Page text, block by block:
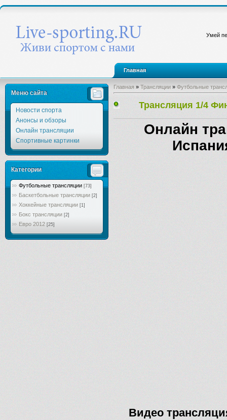
Умей
Главная
Меню сайта
Новости спорта
Анонсы и обзоры
Онлайн трансляции
Спортивные картинки
Категории
Футбольные трансляции [73]
Баскетбольные трансляции [2]
Хоккейные трансляции [1]
Бокс трансляции [2]
Евро 2012 [25]
Главная » Трансляции » Футбольные
Трансляция 1/4
Онлайн
Видео